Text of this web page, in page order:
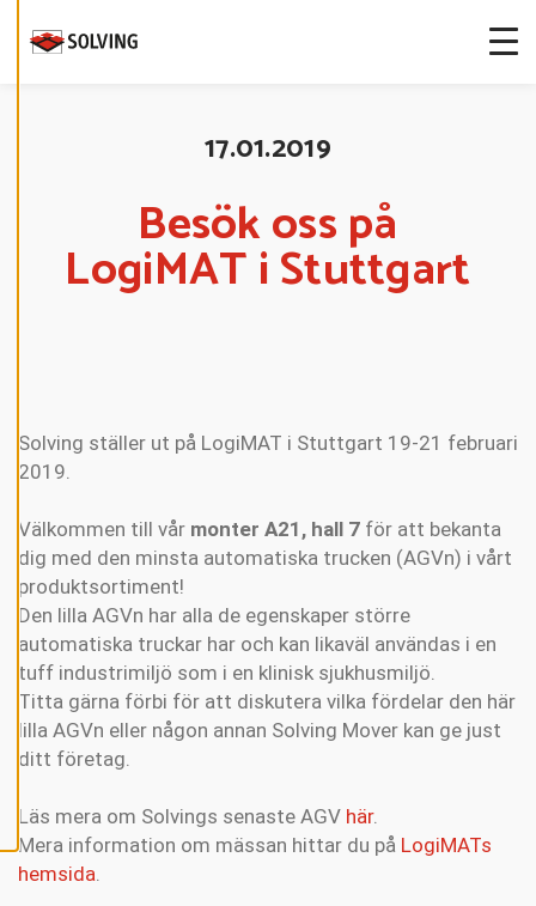
G
E
R
A
E
P
T
E
R
A
A
L
L
A
C
O
O
K
I
17.01.2019
Besök oss på
LogiMAT i Stuttgart
Solving ställer ut på LogiMAT i Stuttgart 19-21 februari
2019.
Välkommen till vår monter A21, hall 7 för att bekanta
dig med den minsta automatiska trucken (AGVn) i vårt
produktsortiment!
Den lilla AGVn har alla de egenskaper större
automatiska truckar har och kan likaväl användas i en
tuff industrimiljö som i en klinisk sjukhusmiljö.
Titta gärna förbi för att diskutera vilka fördelar den här
lilla AGVn eller någon annan Solving Mover kan ge just
ditt företag.
Läs mera om Solvings senaste AGV här.
Mera information om mässan hittar du på LogiMATs
hemsida.